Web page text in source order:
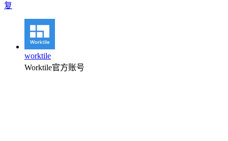
复
worktile
Worktile官方账号